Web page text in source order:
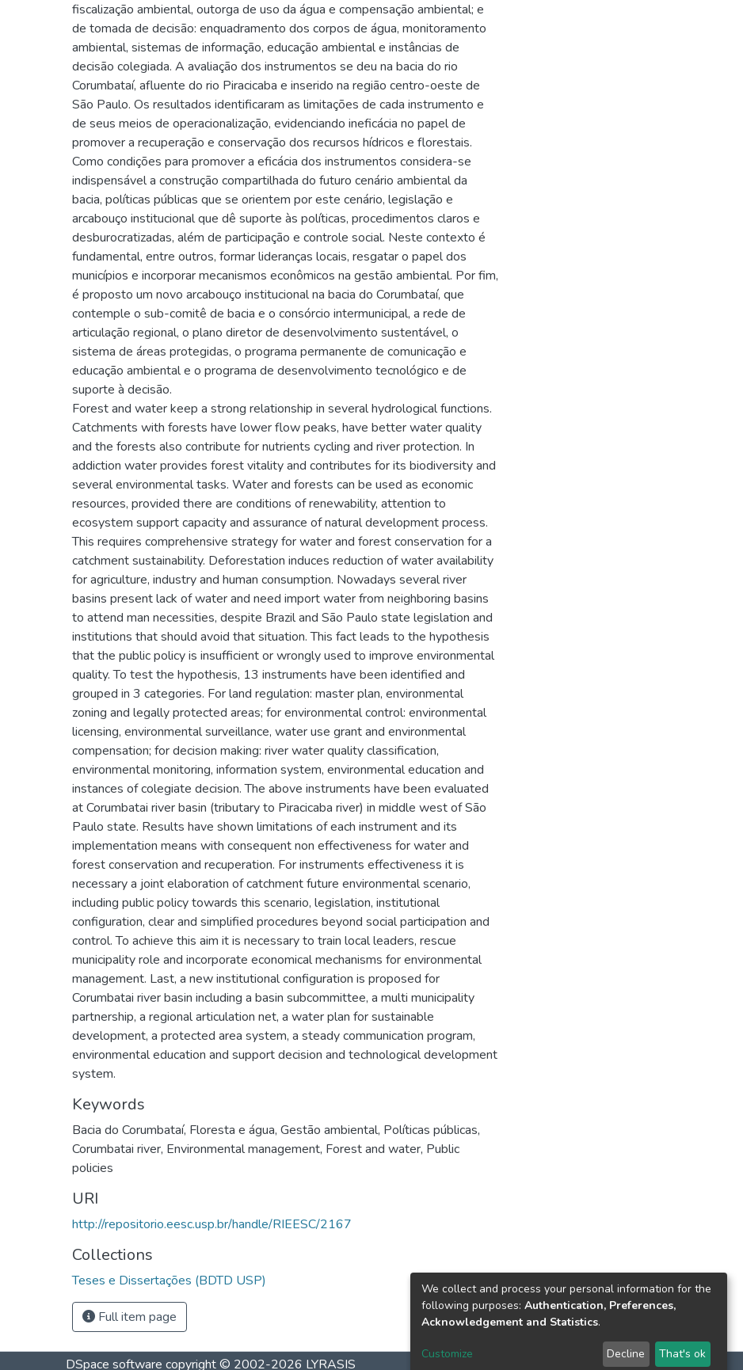
fiscalização ambiental, outorga de uso da água e compensação ambiental; e
de tomada de decisão: enquadramento dos corpos de água, monitoramento
ambiental, sistemas de informação, educação ambiental e instâncias de
decisão colegiada. A avaliação dos instrumentos se deu na bacia do rio
Corumbataí, afluente do rio Piracicaba e inserido na região centro-oeste de
São Paulo. Os resultados identificaram as limitações de cada instrumento e
de seus meios de operacionalização, evidenciando ineficácia no papel de
promover a recuperação e conservação dos recursos hídricos e florestais.
Como condições para promover a eficácia dos instrumentos considera-se
indispensável a construção compartilhada do futuro cenário ambiental da
bacia, políticas públicas que se orientem por este cenário, legislação e
arcabouço institucional que dê suporte às políticas, procedimentos claros e
desburocratizadas, além de participação e controle social. Neste contexto é
fundamental, entre outros, formar lideranças locais, resgatar o papel dos
municípios e incorporar mecanismos econômicos na gestão ambiental. Por fim,
é proposto um novo arcabouço institucional na bacia do Corumbataí, que
contemple o sub-comitê de bacia e o consórcio intermunicipal, a rede de
articulação regional, o plano diretor de desenvolvimento sustentável, o
sistema de áreas protegidas, o programa permanente de comunicação e
educação ambiental e o programa de desenvolvimento tecnológico e de
suporte à decisão.
Forest and water keep a strong relationship in several hydrological functions.
Catchments with forests have lower flow peaks, have better water quality
and the forests also contribute for nutrients cycling and river protection. In
addiction water provides forest vitality and contributes for its biodiversity and
several environmental tasks. Water and forests can be used as economic
resources, provided there are conditions of renewability, attention to
ecosystem support capacity and assurance of natural development process.
This requires comprehensive strategy for water and forest conservation for a
catchment sustainability. Deforestation induces reduction of water availability
for agriculture, industry and human consumption. Nowadays several river
basins present lack of water and need import water from neighboring basins
to attend man necessities, despite Brazil and São Paulo state legislation and
institutions that should avoid that situation. This fact leads to the hypothesis
that the public policy is insufficient or wrongly used to improve environmental
quality. To test the hypothesis, 13 instruments have been identified and
grouped in 3 categories. For land regulation: master plan, environmental
zoning and legally protected areas; for environmental control: environmental
licensing, environmental surveillance, water use grant and environmental
compensation; for decision making: river water quality classification,
environmental monitoring, information system, environmental education and
instances of colegiate decision. The above instruments have been evaluated
at Corumbatai river basin (tributary to Piracicaba river) in middle west of São
Paulo state. Results have shown limitations of each instrument and its
implementation means with consequent non effectiveness for water and
forest conservation and recuperation. For instruments effectiveness it is
necessary a joint elaboration of catchment future environmental scenario,
including public policy towards this scenario, legislation, institutional
configuration, clear and simplified procedures beyond social participation and
control. To achieve this aim it is necessary to train local leaders, rescue
municipality role and incorporate economical mechanisms for environmental
management. Last, a new institutional configuration is proposed for
Corumbatai river basin including a basin subcommittee, a multi municipality
partnership, a regional articulation net, a water plan for sustainable
development, a protected area system, a steady communication program,
environmental education and support decision and technological development
system.
Keywords
Bacia do Corumbataí, Floresta e água, Gestão ambiental, Políticas públicas,
Corumbatai river, Environmental management, Forest and water, Public
policies
URI
http://repositorio.eesc.usp.br/handle/RIEESC/2167
Collections
Teses e Dissertações (BDTD USP)
Full item page
DSpace software copyright © 2002-2026 LYRASIS
We collect and process your personal information for the
following purposes: Authentication, Preferences,
Acknowledgement and Statistics.
Customize Decline That's ok